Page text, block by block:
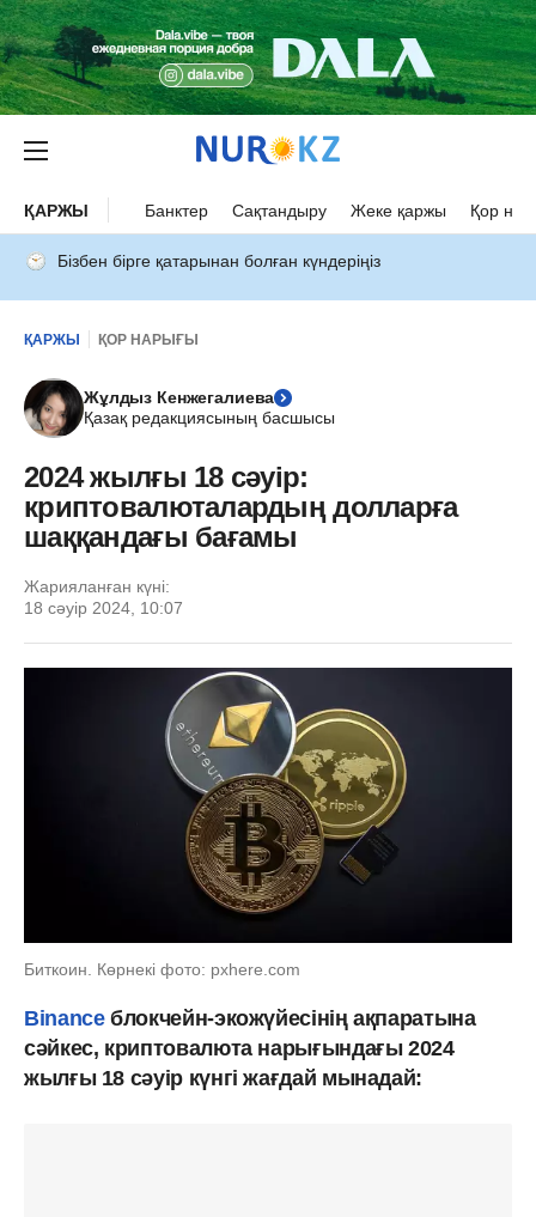
ҚАРЖЫ Банктер Сақтандыру Жеке қаржы Қор
Бізбен бірге қатарынан болған күндеріңіз
ҚАРЖЫ ҚОР НАРЫҒЫ
Жұлдыз Кенжегалиева
Қазақ редакциясының басшысы
2024 жылғы 18 сәуір:
криптовалюталардың долларға
шаққандағы бағамы
Жарияланған күні:
18 сәуір 2024, 10:07
Биткоин. Көрнекі фото: pxhere.com
Binanceблокчейн-экожүйесінің ақпаратына
сәйкес, криптовалюта нарығындағы 2024
жылғы 18 сәуір күнгі жағдай мынадай: